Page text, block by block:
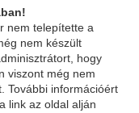
nem telepítette a
nem készült
hogy
viszont még nem
További információért
link az oldal alján